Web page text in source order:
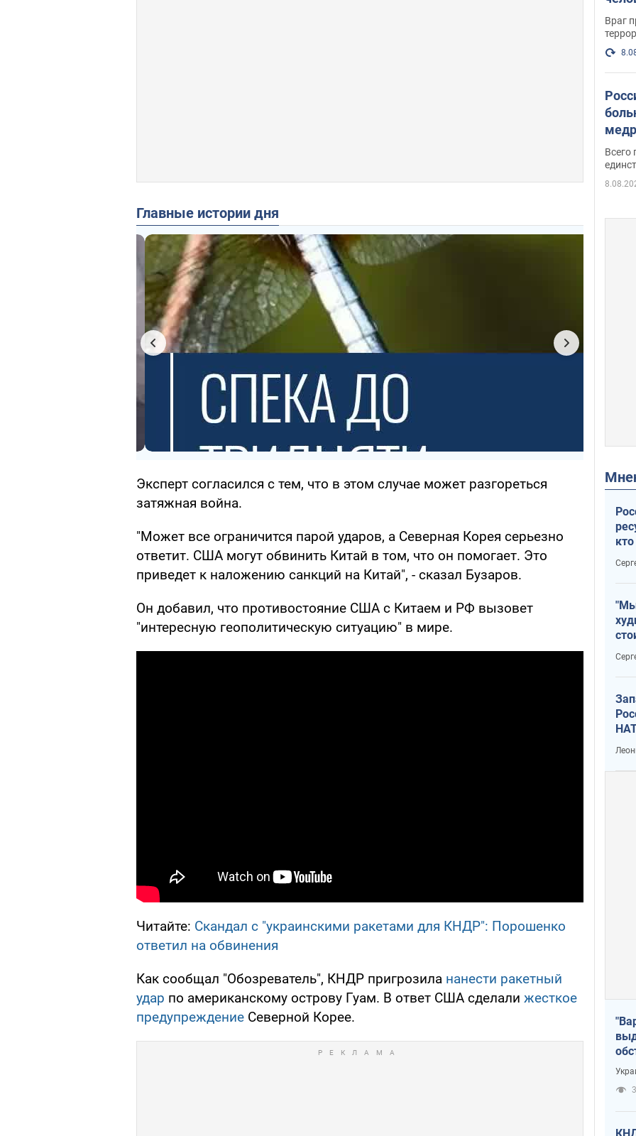
Главные истории дня
Эксперт согласился с тем, что в этом случае может разгореться
затяжная война.
"Может все ограничится парой ударов, а Северная Корея серьезно
ответит. США могут обвинить Китай в том, что он помогает. Это
приведет к наложению санкций на Китай", - сказал Бузаров.
Он добавил, что противостояние США с Китаем и РФ вызовет
"интересную геополитическую ситуацию" в мире.
Читайте: Скандал с "украинскими ракетами для КНДР": Порошенко
ответил на обвинения
Как сообщал "Обозреватель", КНДР пригрозила нанести ракетный
удар по американскому острову Гуам. В ответ США сделали жесткое
предупреждение Северной Корее.
Враг
Всего